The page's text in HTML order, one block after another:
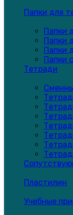
Папки для
Папки
Папки
Папки
Папки
Тетради
Пластилин
Учебные